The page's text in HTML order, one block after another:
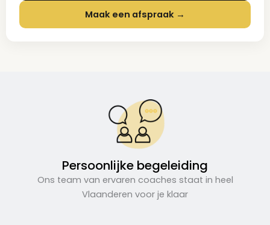
Maak een afspraak →
Persoonlijke begeleiding
Ons team van ervaren coaches staat in heel
Vlaanderen voor je klaar